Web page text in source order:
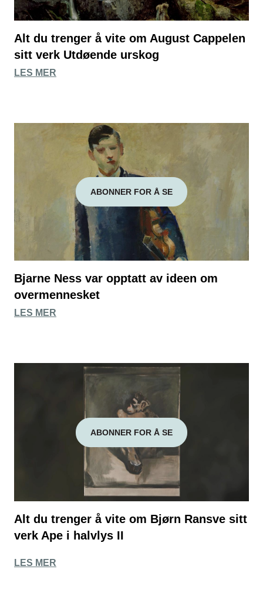
Alt du trenger å vite om August Cappelen
sitt verk Utdøende urskog
LES MER
ABONNER FOR Å SE
Bjarne Ness var opptatt av ideen om
overmennesket
LES MER
ABONNER FOR Å SE
Alt du trenger å vite om Bjørn Ransve sitt
verk Ape i halvlys II
LES MER